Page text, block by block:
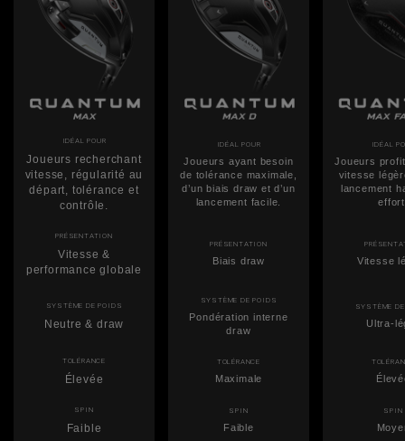
IDÉAL POUR
Joueurs recherchant
vitesse, régularité au
départ, tolérance et
contrôle.
IDÉAL POUR
Joueurs ayant besoin
de tolérance maximale,
d’un biais draw et d’un
lancement facile.
IDÉAL
Joueurs
vitesse
lancement
PRÉSENTATION
Vitesse &
performance globale
PRÉSENTATION
Biais draw Vitesse
SYSTÈME DE POIDS
Neutre & draw
SYSTÈME DE POIDS
Pondération interne
draw
SYSTÈME
Ultra-
TOLÉRANCE
Élevée
TOLÉRANCE
Maximale
SPIN
Faible
SPIN
Faible
SPIN